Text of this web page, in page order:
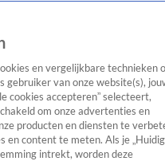
TV Algemeen
Tip
en vergelijkbare technieken
gebruiker van onze website(s),
cookies accepteren” selecteert,
om onze advertenties en
producten en diensten te
en content te meten. Als je
intrekt, worden deze